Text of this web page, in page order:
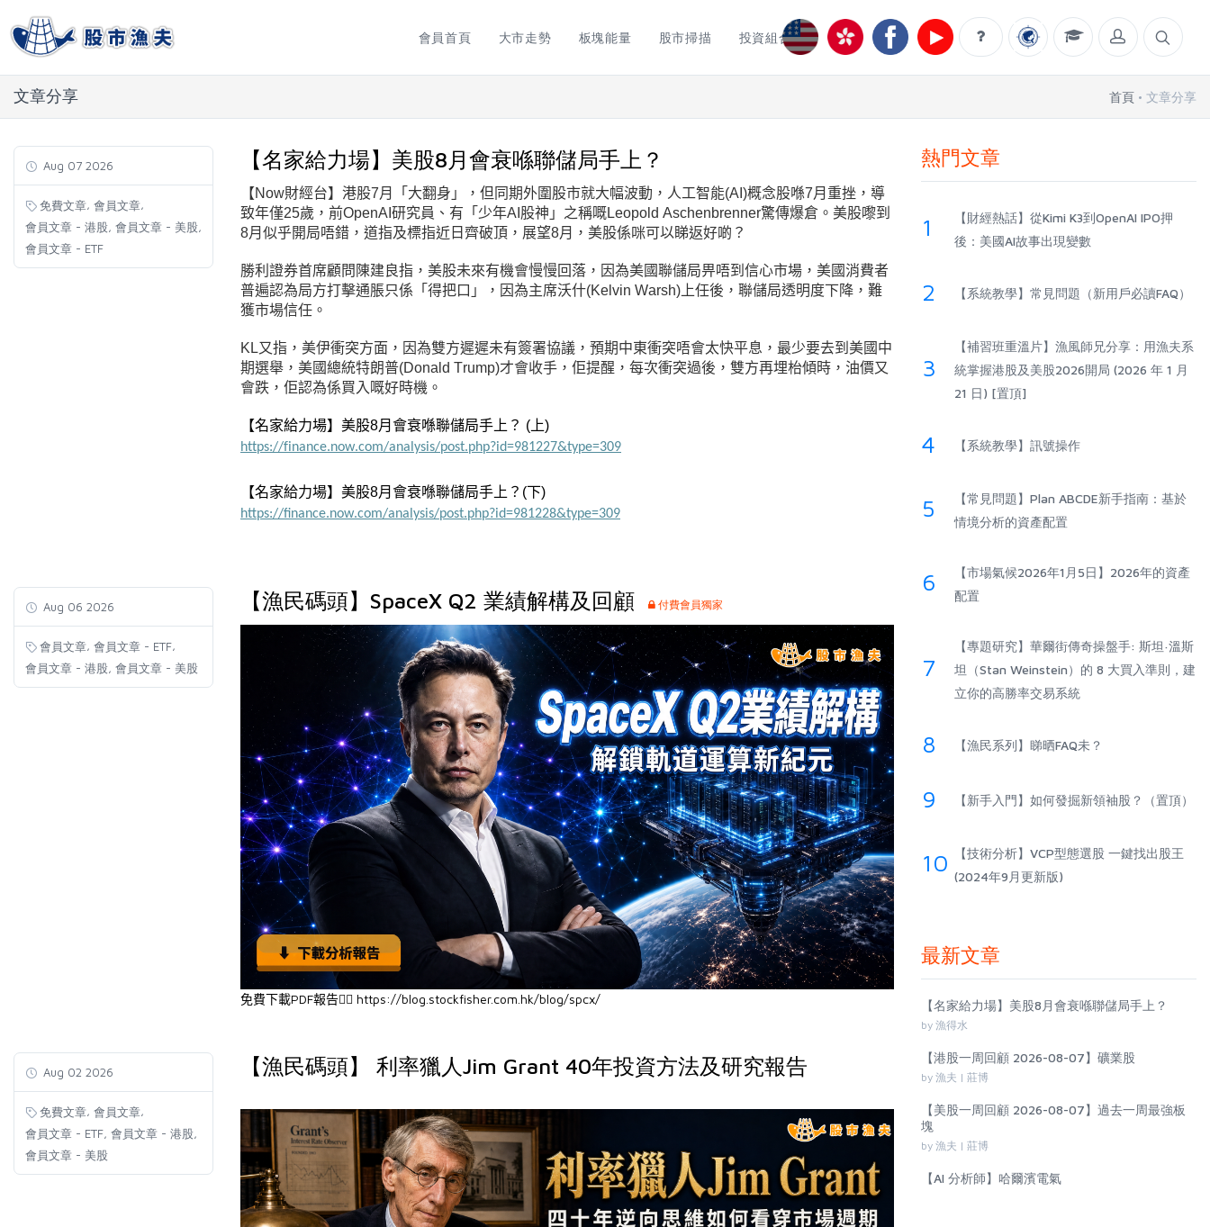
會員首頁 大市走勢 板塊能量 股市掃描 投資組合
文章分享 首頁 文章分享
Aug 07 2026
免費文章, 會員文章,
會員文章 - 港股 會員文章 - 美股
會員文章 - ETF
【名家給力場】美股8月會衰喺聯儲局手上？
【Now財經台】港股7月「大翻身」，但同期外圍股市就大幅波動，人工智能(AI )概念股喺7月重挫，導
致年僅25歲，前OpenAI研究員、有「少年AI股神」之稱嘅Leopold Aschenbrenner驚傳爆倉。美股嚟到
8月似乎開局唔錯，道指及標指近日齊破頂，展望8月，美股係咪可以睇返好啲？
勝利證券首席顧問陳建良指，美股未來有機會慢慢回落，因為美國聯儲局畀唔到信心市場，美國消費者
普遍認為局方打擊通脹只係「得把口」，因為主席沃什(Kelvin Warsh) 上任後，聯儲局透明度下降，難
獲市場信任。
KL又指，美伊衝突方面，因為雙方遲遲未有簽署協議，預期中東衝突唔會太快平息，最少要去到美國中
期選舉，美國總統特朗普(Donald Trump)才會收手，佢提醒，每次衝突過後，雙方再埋枱傾時，油價又
會跌，佢認為係買入嘅好時機。
【名家給力場】美股8月會衰喺聯儲局手上？ (上)
https://finance.now.com/analysis/post.php?id=981227&type=309
【名家給力場】美股8月會衰喺聯儲局手上？ (下)
https://finance.now.com/analysis/post.php?id=981228&type=309
Aug 06 2026
會員文章, 會員文章 - ETF,
會員文章 - 港股 會員文章 - 美股
【漁民碼頭】SpaceX Q2 業績解構及回顧 付費會員獨家
免費下載PDF報告👉🏻 https://blog.stockfisher.com.hk/blog/spcx/
Aug 02 2026
免費文章, 會員文章,
會員文章 - ETF 會員文章 - 港股
會員文章 - 美股
【漁民碼頭】 利率獵人Jim Grant 40年投資方法及研究報告
熱門文章
1
【財經熱話】從Kimi K3到OpenAI IPO押
後：美國AI故事出現變數
2 【系統教學】常見問題（新用戶必讀FAQ）
3
【補習班重溫片】漁風師兄分享：用漁夫系
統掌握港股及美股2026開局 (2026 年 1 月
21 日) [置頂]
4 【系統教學】訊號操作
5
【常見問題】Plan ABCDE新手指南：基於
情境分析的資產配置
6
【市場氣候2026年1月5日】2026年的資產
配置
7
【專題研究】華爾街傳奇操盤手: 斯坦·溫斯
坦（Stan Weinstein）的 8 大買入準則，建
立你的高勝率交易系統
8 【漁民系列】睇晒FAQ未？
9 【新手入門】如何發掘新領袖股？（置頂）
10
【技術分析】VCP型態選股 一鍵找出股王
(2024年9月更新版)
最新文章
【名家給力場】美股8月會衰喺聯儲局手上？
by 漁得水
【港股一周回顧 2026-08-07】礦業股
by 漁夫 | 莊博
【美股一周回顧 2026-08-07】過去一周最強板
塊
by 漁夫 | 莊博
【AI 分析師】哈爾濱電氣